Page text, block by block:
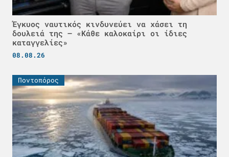
Έγκυος ναυτικός κινδυνεύει να χάσει τη
δουλειά της – «Κάθε καλοκαίρι οι ίδιες
καταγγελίες»
08.08.26
Ποντοπόρος